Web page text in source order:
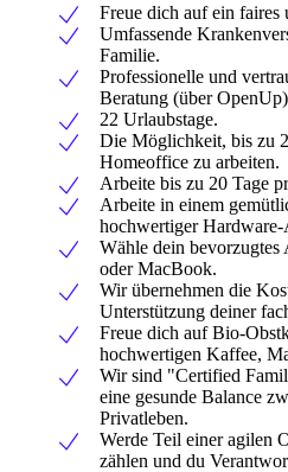
Freue dich auf ein faires
Umfassende
Familie.
Professionelle und
Beratung (über
22 Urlaubstage.
Die Möglichkeit, bis zu
Homeoffice zu arbeiten.
Arbeite bis zu 20 Tage
Arbeite in einem
hochwertiger Hardware-
Wähle dein
oder MacBook.
Wir übernehmen die
Unterstützung deiner
Freue dich auf Bio-
hochwertigen Kaffee,
Wir sind "Certified
eine gesunde Balance
Privatleben.
Werde Teil einer agilen
zählen und du